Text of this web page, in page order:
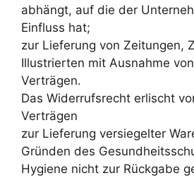
abhängt, auf die der
Einfluss hat;
zur Lieferung von Zeitungen,
Illustrierten mit Ausnahme
Verträgen.
Das Widerrufsrecht erlischt
Verträgen
zur Lieferung versiegelter
Gründen des
Hygiene nicht zur Rückgabe